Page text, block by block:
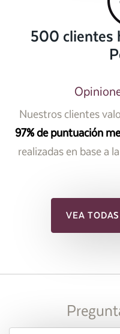
500 clientes
Nuestros clientes
97% de puntuación
realizadas en base a
VEA